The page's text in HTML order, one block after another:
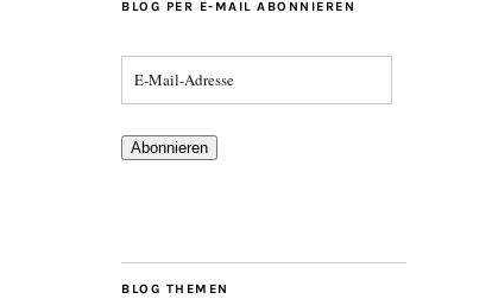
BLOG PER E-MAIL ABONNIEREN
Abonnieren
BLOG THEMEN